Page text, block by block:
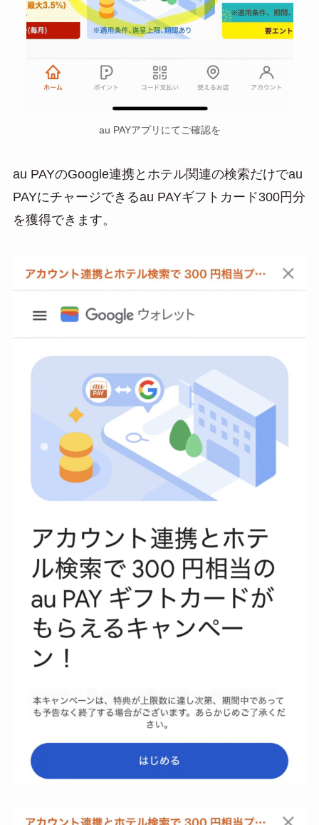
au PAYアプリにてご確認を
au PAYのGoogle連携とホテル関連の検索だけでau
PAYにチャージできるau PAYギフトカード300円分
を獲得できます。